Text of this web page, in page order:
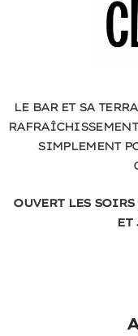
LE BAR ET SA
SIMPLEMENT
OUVERT LES
ET